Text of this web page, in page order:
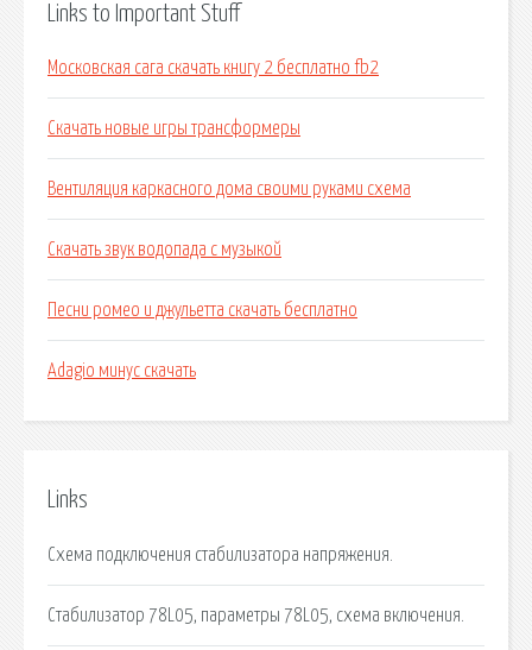
Links to Important Stuff
Московская сага скачать книгу 2 бесплатно fb2
Скачать новые игры трансформеры
Вентиляция каркасного дома своими руками схема
Скачать звук водопада с музыкой
Песни ромео и джульетта скачать бесплатно
Adagio минус скачать
Links
Схема подключения стабилизатора напряжения.
Стабилизатор 78L05, параметры 78L05, схема включения.